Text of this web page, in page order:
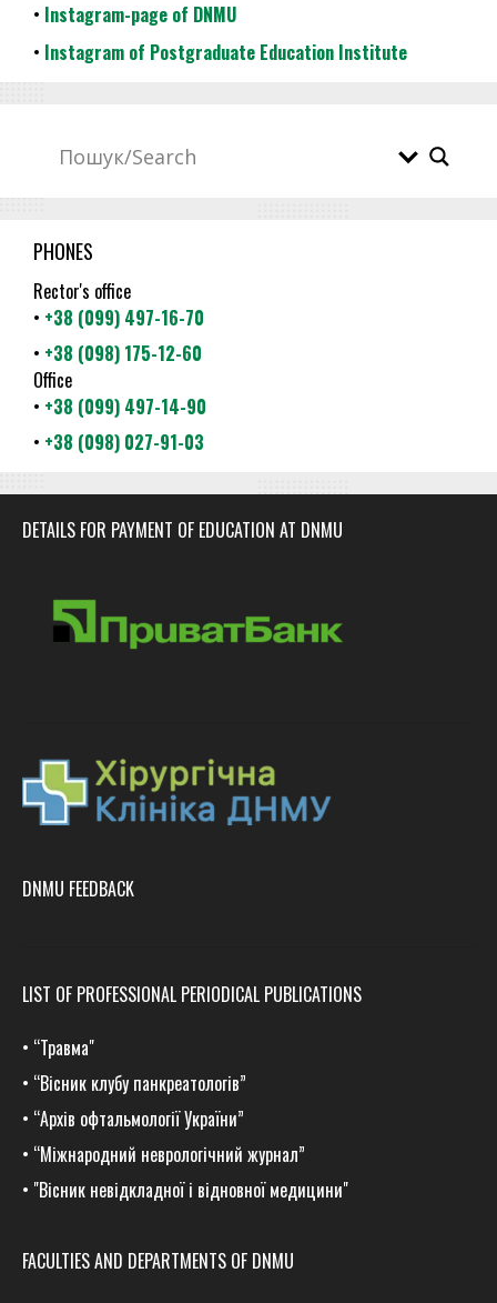
• Instagram-page of DNMU
• Instagram of Postgraduate Education Institute
PHONES
Rector's office
• +38 (099) 497-16-70
• +38 (098) 175-12-60
Office
• +38 (099) 497-14-90
• +38 (098) 027-91-03
DETAILS FOR PAYMENT OF EDUCATION AT DNMU
DNMU FEEDBACK
LIST OF PROFESSIONAL PERIODICAL PUBLICATIONS
• “Травма"
• “Вісник клубу панкреатологів”
• “Архів офтальмології України”
• “Міжнародний неврологічний журнал”
• "Вісник невідкладної і відновної медицини"
FACULTIES AND DEPARTMENTS OF DNMU